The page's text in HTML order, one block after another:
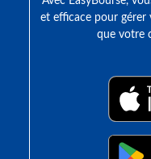
et efficace pour gérer
que votre